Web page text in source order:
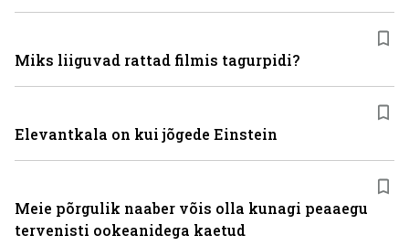
Miks liiguvad rattad filmis tagurpidi?
Elevantkala on kui jõgede Einstein
Meie põrgulik naaber võis olla kunagi peaaegu
tervenisti ookeanidega kaetud